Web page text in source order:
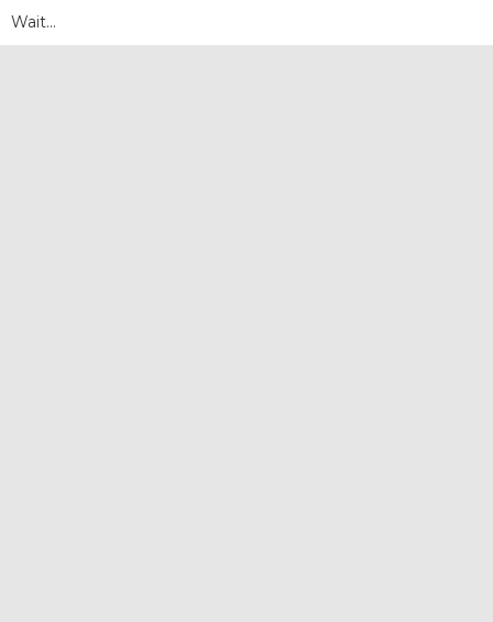
Wait...